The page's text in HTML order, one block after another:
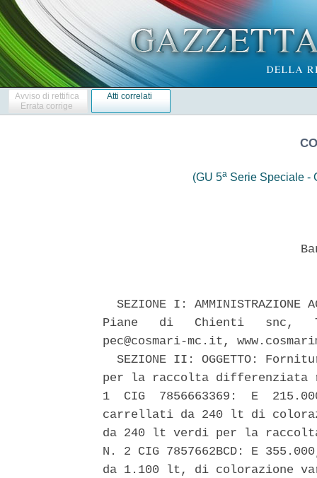
Avviso di rettifica
Errata corrige
Atti correlati
(GU 5a Serie Speciale -
SEZIONE I: AMMINISTRAZIONE
Piane   di   Chienti   snc,
pec@cosmari-mc.it,
SEZIONE II: OGGETTO:
per la raccolta
1  CIG  7856663369:  E
carrellati da 240 lt di
da 240 lt verdi per la
N. 2 CIG 7857662BCD: E
da 1.100 lt, di colorazione